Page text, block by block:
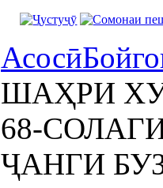
Асосӣ
ШАҲРИ
68-
ҶАНГИ